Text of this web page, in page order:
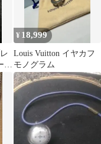
ル
¥ 18,999
Louis Vuitton イヤカフ
モノグラム